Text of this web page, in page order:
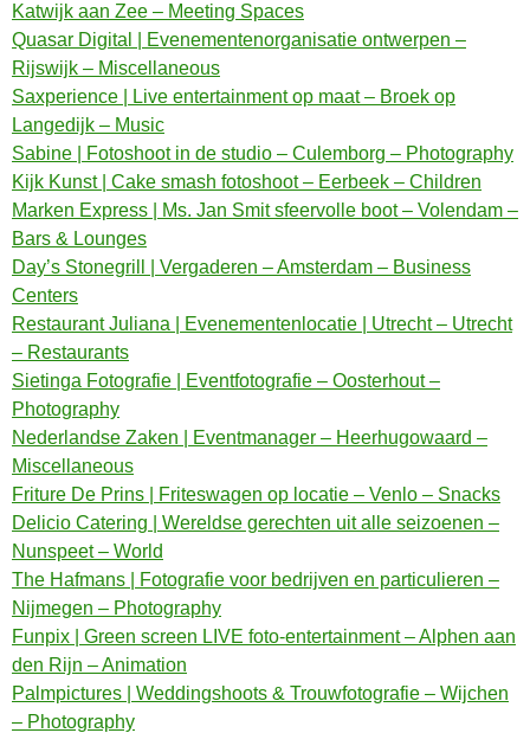
Katwijk aan Zee – Meeting Spaces
Quasar Digital | Evenementenorganisatie ontwerpen –
Rijswijk – Miscellaneous
Saxperience | Live entertainment op maat – Broek op
Langedijk – Music
Sabine | Fotoshoot in de studio – Culemborg – Photography
Kijk Kunst | Cake smash fotoshoot – Eerbeek – Children
Marken Express | Ms. Jan Smit sfeervolle boot – Volendam –
Bars & Lounges
Day’s Stonegrill | Vergaderen – Amsterdam – Business
Centers
Restaurant Juliana | Evenementenlocatie | Utrecht – Utrecht
– Restaurants
Sietinga Fotografie | Eventfotografie – Oosterhout –
Photography
Nederlandse Zaken | Eventmanager – Heerhugowaard –
Miscellaneous
Friture De Prins | Friteswagen op locatie – Venlo – Snacks
Delicio Catering | Wereldse gerechten uit alle seizoenen –
Nunspeet – World
The Hafmans | Fotografie voor bedrijven en particulieren –
Nijmegen – Photography
Funpix | Green screen LIVE foto-entertainment – Alphen aan
den Rijn – Animation
Palmpictures | Weddingshoots & Trouwfotografie – Wijchen
– Photography